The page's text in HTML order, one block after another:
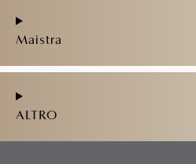
Maistra
ALTRO